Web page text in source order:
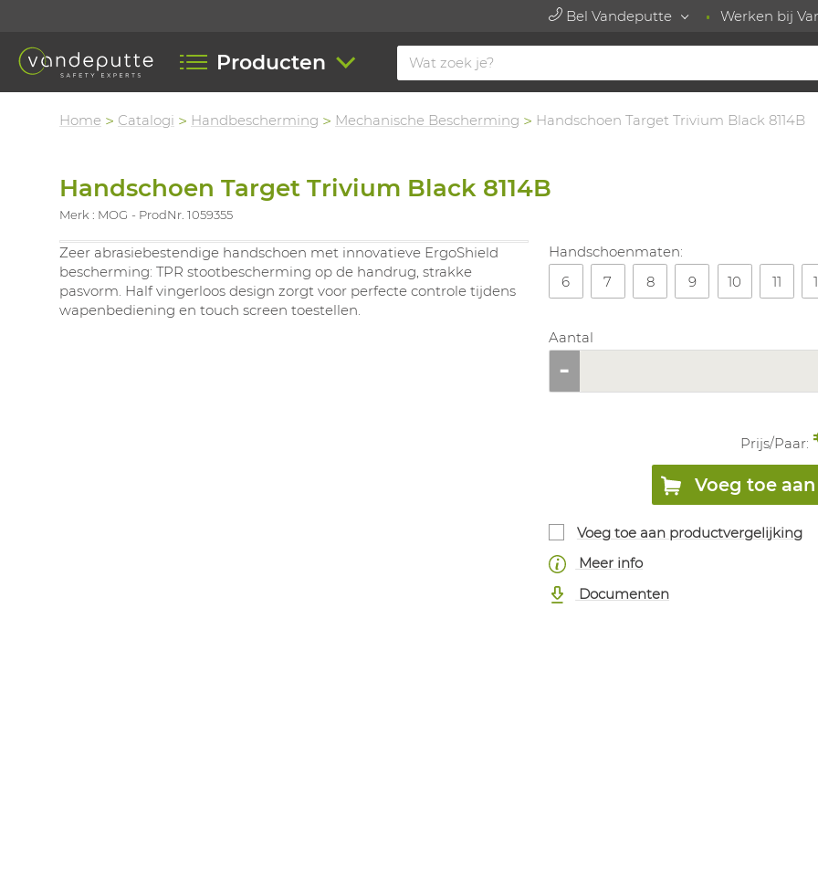
Bel Vandeputte Werken bij
Producten
Home Catalogi Handbescherming Mechanische Bescherming Handschoen Target Trivium Black 8114B
Handschoen Target Trivium Black 8114B
Merk : MOG ProdNr. 1059355
Zeer abrasiebestendige handschoen met innovatieve ErgoShield
bescherming: TPR stootbescherming op de handrug, strakke
pasvorm. Half vingerloos design zorgt voor perfecte controle tijdens
wapenbediening en touch screen toestellen.
Handschoenmaten:
6
7 8 9 10 11
Aantal
Prijs/Paar:
Voeg toe
Voeg toe aan productvergelijking
Meer info
Documenten